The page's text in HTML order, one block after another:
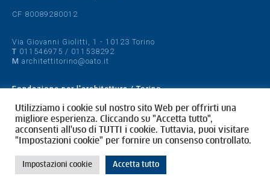
CF 80089280012
Via Giovanni Giolitti, 1 - 10123 Torino
T 011546975 / 011538292
M architettitorino@oato.it
Fondazione per l'architettura / Torino
Designed by quattrolinee.it
Cookie Policy
Privacy Policy
Utilizziamo i cookie sul nostro sito Web per offrirti una
migliore esperienza. Cliccando su "Accetta tutto",
acconsenti all'uso di TUTTI i cookie. Tuttavia, puoi visitare
"Impostazioni cookie" per fornire un consenso controllato.
Impostazioni cookie Accetta tutto